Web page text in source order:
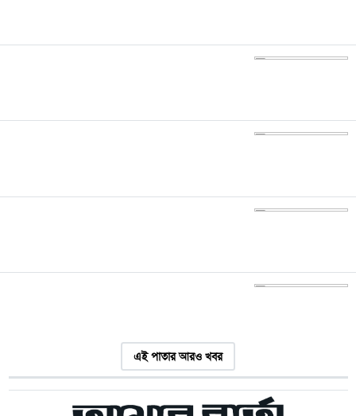
এই পাতার আরও খবর